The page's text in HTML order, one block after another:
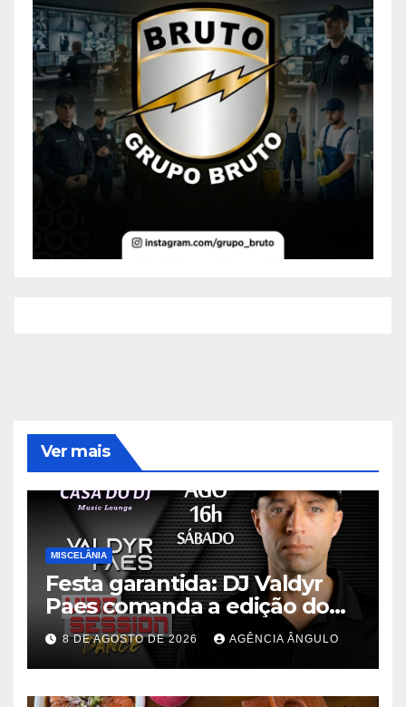
Ver mais
MISCELÂNIA
Festa garantida: DJ Valdyr
Paes comanda a edição do
programa “Vibe Session
Dance” neste sábado
8 DE AGOSTO DE 2026 AGÊNCIA ÂNGULO